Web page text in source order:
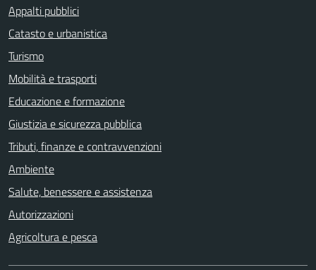
Appalti pubblici
Catasto e urbanistica
Turismo
Mobilità e trasporti
Educazione e formazione
Giustizia e sicurezza pubblica
Tributi, finanze e contravvenzioni
Ambiente
Salute, benessere e assistenza
Autorizzazioni
Agricoltura e pesca